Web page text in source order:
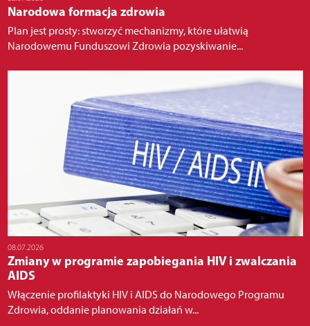
Narodowa formacja zdrowia
Plan jest prosty: stworzyć mechanizmy, które ułatwią
Narodowemu Funduszowi Zdrowia pozyskiwanie...
08.07.2026
Zmiany w programie zapobiegania HIV i zwalczania
AIDS
Włączenie profilaktyki HIV i AIDS do Narodowego Programu
Zdrowia, oddanie planowania działań w...